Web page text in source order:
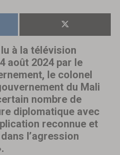
à la télévision
août 2024 par le
le colonel
du Mali
nombre de
diplomatique avec
reconnue et
l’agression